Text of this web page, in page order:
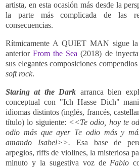
artista, en esta ocasión más desde la
la parte más complicada de las
consecuencias.
Rítmicamente A QUIET MAN sigue la
anteriorFrom the Sea (2018) de
sus elegantes composiciones
soft rock.
Staring at the Dark arranca bien
conceptual con "Ich Hasse Dich"
idiomas distintos (inglés, francés,
título) lo siguiente: <<Te odio, hoy te
odio más que ayer Te odio más y
amando Isabel>>. Esa base de
arpegios, riffs de violines, la misteriosa
minuto y la sugestiva voz de Fabio